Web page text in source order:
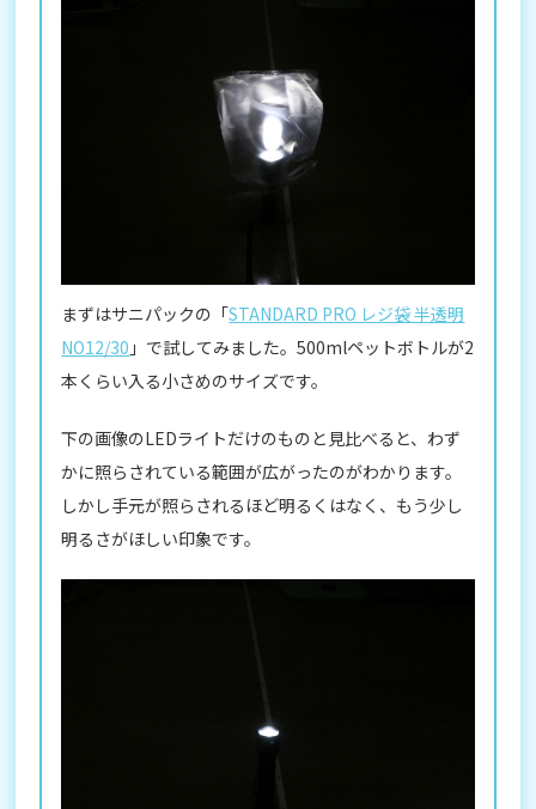
まずはサニパックの「STANDARD PRO レジ袋 半透明
NO12/30 」で試してみました。500mlペットボトルが2
本くらい入る小さめのサイズです。
下の画像のLEDライトだけのものと見比べると、わず
かに照らされている範囲が広がったのがわかります。
しかし手元が照らされるほど明るくはなく、もう少し
明るさがほしい印象です。